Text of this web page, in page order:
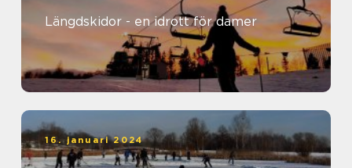
Längdskidor - en idrott för damer
16. januari 2024